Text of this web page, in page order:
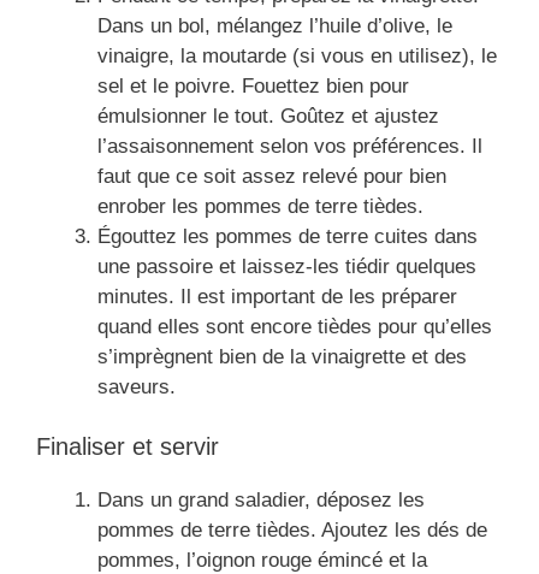
Dans un bol, mélangez l’huile d’olive, le
vinaigre, la moutarde (si vous en utilisez), le
sel et le poivre. Fouettez bien pour
émulsionner le tout. Goûtez et ajustez
l’assaisonnement selon vos préférences. Il
faut que ce soit assez relevé pour bien
enrober les pommes de terre tièdes.
Égouttez les pommes de terre cuites dans
une passoire et laissez-les tiédir quelques
minutes. Il est important de les préparer
quand elles sont encore tièdes pour qu’elles
s’imprègnent bien de la vinaigrette et des
saveurs.
Finaliser et servir
Dans un grand saladier, déposez les
pommes de terre tièdes. Ajoutez les dés de
pommes, l’oignon rouge émincé et la